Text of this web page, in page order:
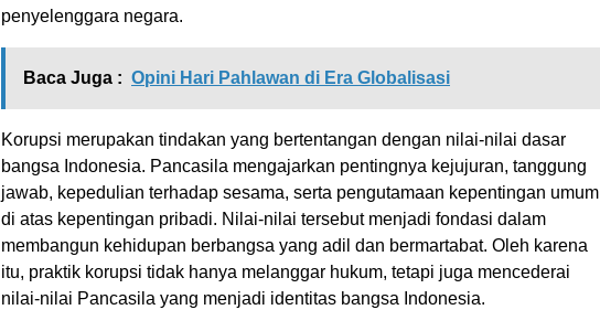
penyelenggara negara.
Baca Juga : Opini Hari Pahlawan di Era Globalisasi
Korupsi merupakan tindakan yang bertentangan dengan nilai-nilai dasar
bangsa Indonesia. Pancasila mengajarkan pentingnya kejujuran, tanggung
jawab, kepedulian terhadap sesama, serta pengutamaan kepentingan umum
di atas kepentingan pribadi. Nilai-nilai tersebut menjadi fondasi dalam
membangun kehidupan berbangsa yang adil dan bermartabat. Oleh karena
itu, praktik korupsi tidak hanya melanggar hukum, tetapi juga mencederai
nilai-nilai Pancasila yang menjadi identitas bangsa Indonesia.